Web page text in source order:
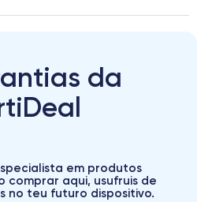
da
em produtos
comprar aqui, usufruis de
no teu futuro dispositivo.